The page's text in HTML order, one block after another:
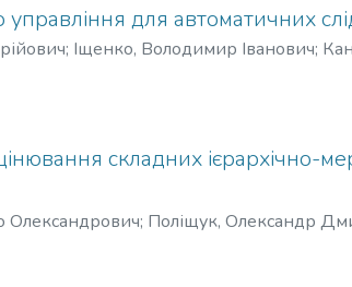
для автоматичних
; Іщенко, Володимир Іванович;
складних ієрархічно-
Олександрович; Поліщук, Олександр